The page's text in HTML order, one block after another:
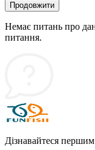
Продовжити
Немає питань про
питання.
Дізнавайтеся